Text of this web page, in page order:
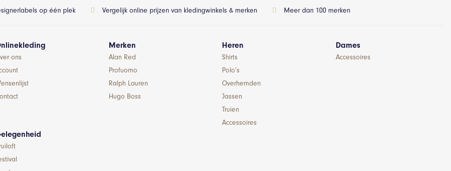
op één plek Vergelijk online prijzen van kledingwinkels & merken Meer dan 100 merken
ons
Merken
Alan Red
Profuomo
Ralph Lauren
Hugo Boss
Heren
Shirts
Polo’s
Overhemden
Jassen
Truien
Accessoires
Dames
Accessoires